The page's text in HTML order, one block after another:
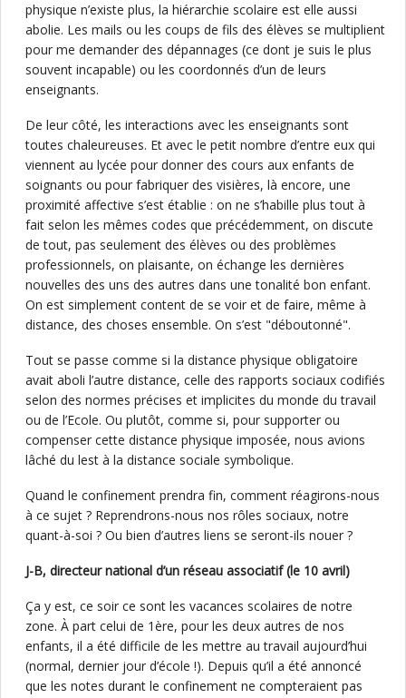
physique n’existe plus, la hiérarchie scolaire est elle aussi
abolie. Les mails ou les coups de fils des élèves se multiplient
pour me demander des dépannages (ce dont je suis le plus
souvent incapable) ou les coordonnés d’un de leurs
enseignants.
De leur côté, les interactions avec les enseignants sont
toutes chaleureuses. Et avec le petit nombre d’entre eux qui
viennent au lycée pour donner des cours aux enfants de
soignants ou pour fabriquer des visières, là encore, une
proximité affective s’est établie : on ne s’habille plus tout à
fait selon les mêmes codes que précédemment, on discute
de tout, pas seulement des élèves ou des problèmes
professionnels, on plaisante, on échange les dernières
nouvelles des uns des autres dans une tonalité bon enfant.
On est simplement content de se voir et de faire, même à
distance, des choses ensemble. On s’est "déboutonné".
Tout se passe comme si la distance physique obligatoire
avait aboli l’autre distance, celle des rapports sociaux codifiés
selon des normes précises et implicites du monde du travail
ou de l’Ecole. Ou plutôt, comme si, pour supporter ou
compenser cette distance physique imposée, nous avions
lâché du lest à la distance sociale symbolique.
Quand le confinement prendra fin, comment réagirons-nous
à ce sujet ? Reprendrons-nous nos rôles sociaux, notre
quant-à-soi ? Ou bien d’autres liens se seront-ils nouer ?
J-B, directeur national d’un réseau associatif (le 10 avril)
Ça y est, ce soir ce sont les vacances scolaires de notre
zone. À part celui de 1ère, pour les deux autres de nos
enfants, il a été difficile de les mettre au travail aujourd’hui
(normal, dernier jour d’école !). Depuis qu’il a été annoncé
que les notes durant le confinement ne compteraient pas